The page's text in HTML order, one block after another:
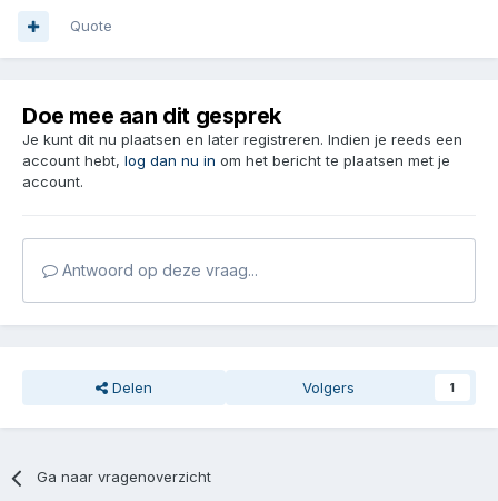
Quote
Doe mee aan dit gesprek
Je kunt dit nu plaatsen en later registreren. Indien je reeds een
account hebt, log dan nu in om het bericht te plaatsen met je
account.
Antwoord op deze vraag...
Delen Volgers 1
Ga naar vragenoverzicht